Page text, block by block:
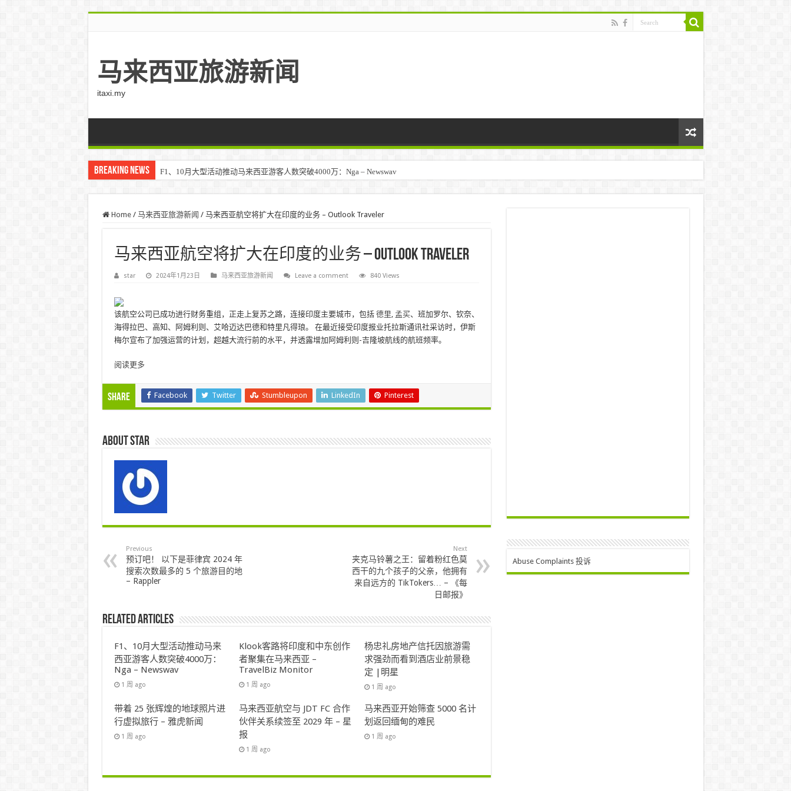
马来西亚旅游新闻
itaxi.my
Breaking News F1、10月大型活动推动马来西亚游客人数突破4000万：Nga – Newswav
Home / 马来西亚旅游新闻 / 马来西亚航空将扩大在印度的业务 – Outlook Traveler
马来西亚航空将扩大在印度的业务 – Outlook Traveler
star 2024年1月23日 马来西亚旅游新闻 Leave a comment 840 Views
该航空公司已成功进行财务重组，正走上复苏之路，连接印度主要城市，包括 德里, 孟买、班加罗尔、钦奈、
海得拉巴、高知、阿姆利则、艾哈迈达巴德和特里凡得琅。 在最近接受印度报业托拉斯通讯社采访时，伊斯
梅尔宣布了加强运营的计划，超越大流行前的水平，并透露增加阿姆利则-吉隆坡航线的航班频率。
阅读更多
Share Facebook Twitter Stumbleupon LinkedIn Pinterest
About star
Previous
预订吧！ 以下是菲律宾 2024 年
搜索次数最多的 5 个旅游目的地
– Rappler
Next
夹克马铃薯之王：留着粉红色莫
西干的九个孩子的父亲，他拥有
来自远方的 TikTokers… – 《每
日邮报》
Related Articles
F1、10月大型活动推动马来
西亚游客人数突破4000万：
Nga – Newswav
1 周 ago
Klook客路将印度和中东创作
者聚集在马来西亚 –
TravelBiz Monitor
1 周 ago
杨忠礼房地产信托因旅游需
求强劲而看到酒店业前景稳
定 |明星
1 周 ago
带着 25 张辉煌的地球照片进
行虚拟旅行 – 雅虎新闻
1 周 ago
马来西亚航空与 JDT FC 合作
伙伴关系续签至 2029 年 – 星
报
1 周 ago
马来西亚开始筛查 5000 名计
划返回缅甸的难民
1 周 ago
Abuse Complaints 投诉